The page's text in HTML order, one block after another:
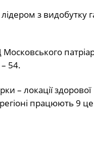
з видобутку
54.
– локації здорової
працюють 9